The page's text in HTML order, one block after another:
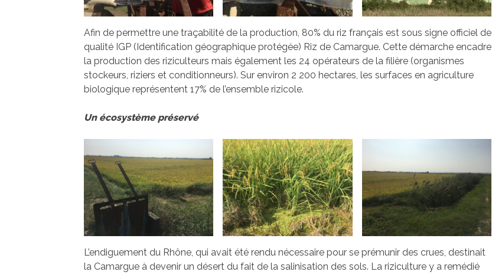
Afin de permettre une traçabilité de la production, 80% du riz français est sous signe officiel de
qualité IGP (Identification géographique protégée) Riz de Camargue. Cette démarche encadre
la production des riziculteurs mais également les 24 opérateurs de la filière (organismes
stockeurs, riziers et conditionneurs). Sur environ 2 200 hectares, les surfaces en agriculture
biologique représentent 17% de l’ensemble rizicole.
Un écosystème préservé
L’endiguement du Rhône, qui avait été rendu nécessaire pour se prémunir des crues, destinait
la Camargue à devenir un désert du fait de la salinisation des sols. La riziculture y a remédié